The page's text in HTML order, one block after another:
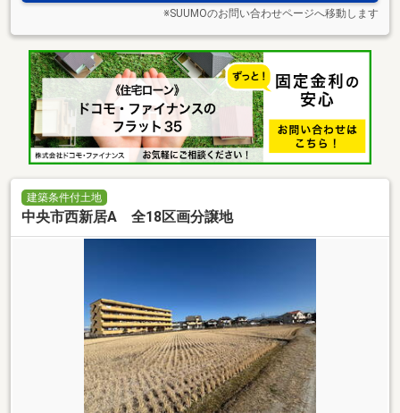
※SUUMOのお問い合わせページへ移動します
建築条件付土地
中央市西新居A 全18区画分譲地